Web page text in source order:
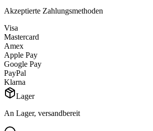
Akzeptierte Zahlungsmethoden
Visa
Mastercard
Amex
Apple Pay
Google Pay
PayPal
Klarna
Lager
An Lager, versandbereit